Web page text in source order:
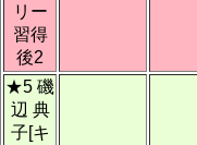
リー
習得
後2
★5 磯
辺 典
子[キ